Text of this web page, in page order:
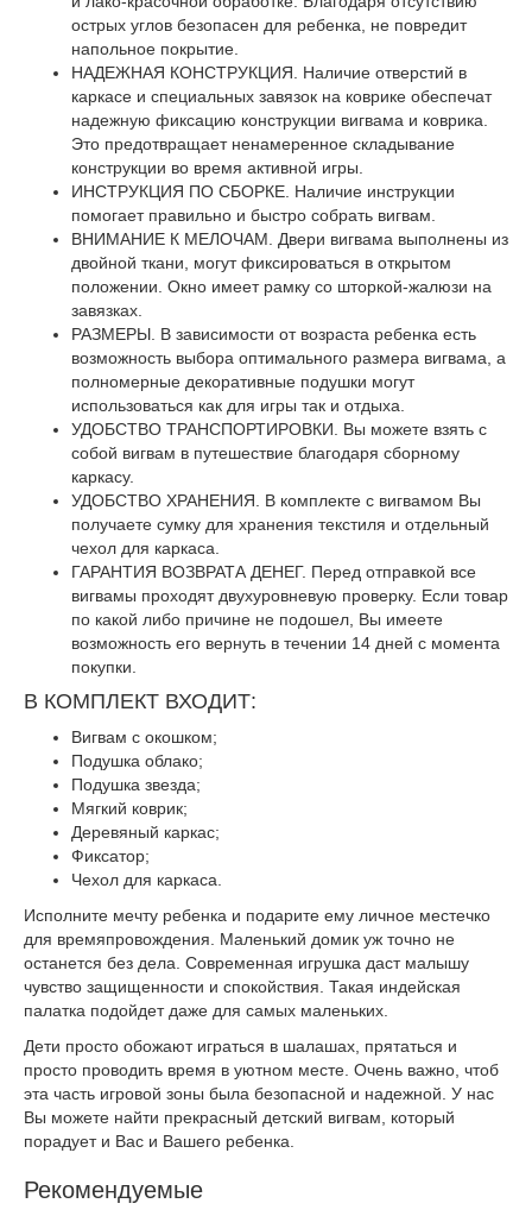
острых углов безопасен для ребенка, не повредит
напольное покрытие.
НАДЕЖНАЯ КОНСТРУКЦИЯ. Наличие отверстий в
каркасе и специальных завязок на коврике обеспечат
надежную фиксацию конструкции вигвама и коврика.
Это предотвращает ненамеренное складывание
конструкции во время активной игры.
ИНСТРУКЦИЯ ПО СБОРКЕ. Наличие инструкции
помогает правильно и быстро собрать вигвам.
ВНИМАНИЕ К МЕЛОЧАМ. Двери вигвама выполнены из
двойной ткани, могут фиксироваться в открытом
положении. Окно имеет рамку со шторкой-жалюзи на
завязках.
РАЗМЕРЫ. В зависимости от возраста ребенка есть
возможность выбора оптимального размера вигвама, а
полномерные декоративные подушки могут
использоваться как для игры так и отдыха.
УДОБСТВО ТРАНСПОРТИРОВКИ. Вы можете взять с
собой вигвам в путешествие благодаря сборному
каркасу.
УДОБСТВО ХРАНЕНИЯ. В комплекте с вигвамом Вы
получаете сумку для хранения текстиля и отдельный
чехол для каркаса.
ГАРАНТИЯ ВОЗВРАТА ДЕНЕГ. Перед отправкой все
вигвамы проходят двухуровневую проверку. Если товар
по какой либо причине не подошел, Вы имеете
возможность его вернуть в течении 14 дней с момента
покупки.
В КОМПЛЕКТ ВХОДИТ:
Вигвам с окошком;
Подушка облако;
Подушка звезда;
Мягкий коврик;
Деревяный каркас;
Фиксатор;
Чехол для каркаса.
Исполните мечту ребенка и подарите ему личное местечко
для времяпровождения. Маленький домик уж точно не
останется без дела. Современная игрушка даст малышу
чувство защищенности и спокойствия. Такая индейская
палатка подойдет даже для самых маленьких.
Дети просто обожают играться в шалашах, прятаться и
просто проводить время в уютном месте. Очень важно, чтоб
эта часть игровой зоны была безопасной и надежной. У нас
Вы можете найти прекрасный детский вигвам, который
порадует и Вас и Вашего ребенка.
Рекомендуемые